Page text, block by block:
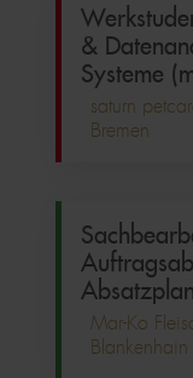
&
Systeme
saturn
Bremen
Mar-Ko
Blankenhain